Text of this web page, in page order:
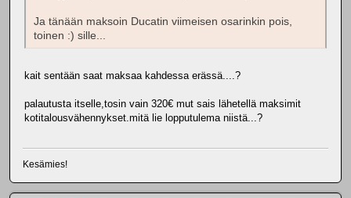
Ja tänään maksoin Ducatin viimeisen osarinkin pois,
toinen :) sille...
kait sentään saat maksaa kahdessa erässä....?
palautusta itselle,tosin vain 320€ mut sais lähetellä maksimit
kotitalousvähennykset.mitä lie lopputulema niistä...?
Kesämies!